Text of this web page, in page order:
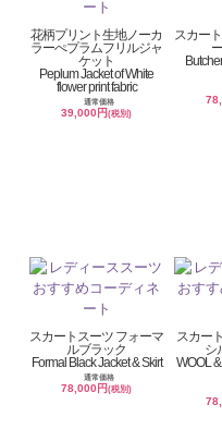
花柄プリント生地ノーカ
ラーぺプラムフリルジャ
ケット
Peplum Jacket of White
flower print fabric
通常価格
39,000円(税別)
スカー
スカートスーツ フォーマ
ルブラック
Formal Black Jacket & Skirt
通常価格
78,000円(税別)
スカー
シ
WOOL